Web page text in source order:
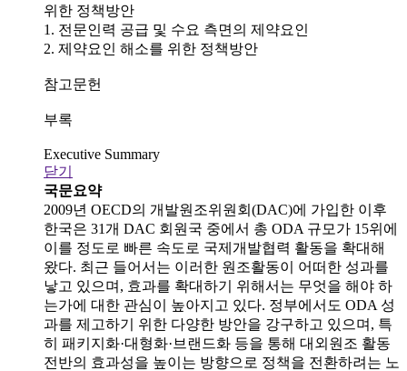
위한 정책방안
1. 전문인력 공급 및 수요 측면의 제약요인
2. 제약요인 해소를 위한 정책방안
참고문헌
부록
Executive Summary
닫기
국문요약
2009년 OECD의 개발원조위원회(DAC)에 가입한 이후
한국은 31개 DAC 회원국 중에서 총 ODA 규모가 15위에
이를 정도로 빠른 속도로 국제개발협력 활동을 확대해
왔다. 최근 들어서는 이러한 원조활동이 어떠한 성과를
낳고 있으며, 효과를 확대하기 위해서는 무엇을 해야 하
는가에 대한 관심이 높아지고 있다. 정부에서도 ODA 성
과를 제고하기 위한 다양한 방안을 강구하고 있으며, 특
히 패키지화·대형화·브랜드화 등을 통해 대외원조 활동
전반의 효과성을 높이는 방향으로 정책을 전환하려는 노